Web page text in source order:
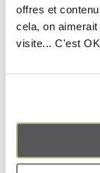
offres et
cela, on
visite... C'est
SON
Un sac à